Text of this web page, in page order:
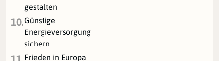
gestalten
10.Günstige
Energieversorgung
sichern
Frieden in Europa